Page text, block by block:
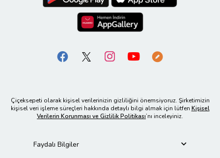
Çiçeksepeti olarak kişisel verilerinizin gizliliğini önemsiyoruz. Şirketimizin
kişisel veri işleme süreçleri hakkında detaylı bilgi almak için lütfen Kişisel
Verilerin Korunması ve Gizlilik Politikası’nı inceleyiniz.
Faydalı Bilgiler